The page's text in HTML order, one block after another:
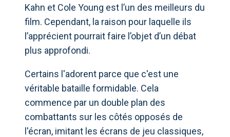
Kahn et Cole Young est l’un des meilleurs du
film. Cependant, la raison pour laquelle ils
l’apprécient pourrait faire l’objet d’un débat
plus approfondi.
Certains l'adorent parce que c'est une
véritable bataille formidable. Cela
commence par un double plan des
combattants sur les côtés opposés de
l'écran, imitant les écrans de jeu classiques,